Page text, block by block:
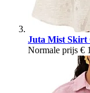
Juta Mist Skirt
Normale prijs €